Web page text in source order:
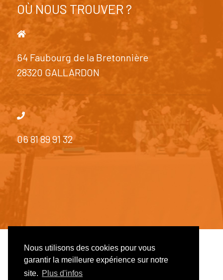
Nous utilisons des cookies pour vous
garantir la meilleure expérience sur notre
site. Plus d'infos
OÙ NOUS TROUVER ?
64 Faubourg de la Bretonnière
28320 GALLARDON
06 81 89 91 32
© 2026 Côté Réception - SiteWeb réalisé par
NouvelleVie